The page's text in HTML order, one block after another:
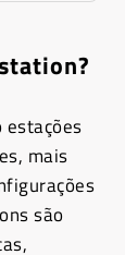
estações
mais
são